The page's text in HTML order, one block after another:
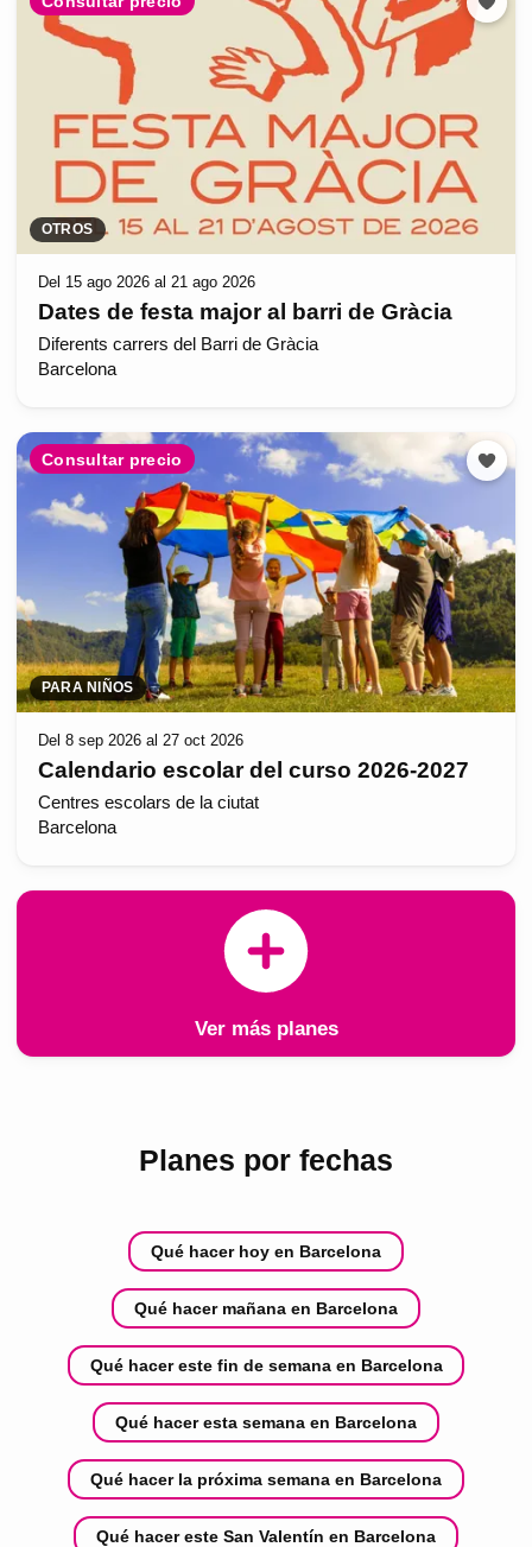
OTROS
Del 15 ago 2026 al 21 ago 2026
Dates de festa major al barri de Gràcia
Diferents carrers del Barri de Gràcia
Barcelona
Consultar precio
PARA NIÑOS
Del 8 sep 2026 al 27 oct 2026
Calendario escolar del curso 2026-2027
Centres escolars de la ciutat
Barcelona
Ver más planes
Planes por fechas
Qué hacer hoy en Barcelona
Qué hacer mañana en Barcelona
Qué hacer este fin de semana en Barcelona
Qué hacer esta semana en Barcelona
Qué hacer la próxima semana en Barcelona
Qué hacer este San Valentín en Barcelona